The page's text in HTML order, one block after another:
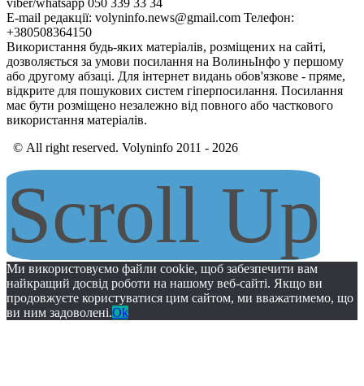
viber/whatsapp 050 339 33 34
E-mail редакції: volyninfo.news@gmail.com Телефон:
+380508364150
Використання будь-яких матеріалів, розміщених на сайті,
дозволяється за умови посилання на ВолиньІнфо у першому
або другому абзаці. Для інтернет видань обов'язкове - пряме,
відкрите для пошукових систем гіперпосилання. Посилання
має бути розміщено незалежно від повного або часткового
використання матеріалів.
© All right reserved. Volyninfo 2011 - 2026
Scroll Up
Ми використовуємо файли cookie, щоб забезпечити вам
найкращий досвід роботи на нашому веб-сайті. Якщо ви
продовжуєте користуватися цим сайтом, ми вважатимемо, що
ви ним задоволені.Ok